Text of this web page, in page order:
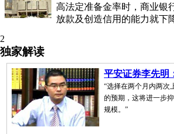
高法定准备金率时，商业银
放款及创造信用的能力就下
2
独家解读
平安证券李先明
“选择在两个月内两次
的预期，这将进一步
规模。”